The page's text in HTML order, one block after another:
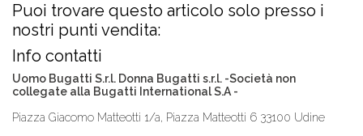
Puoi trovare questo articolo solo presso i
nostri punti vendita:
Info contatti
Uomo Bugatti S.r.l. Donna Bugatti s.r.l. -Società non
collegate alla Bugatti International S.A -
Piazza Giacomo Matteotti 1/a, Piazza Matteotti 6 33100 Udine